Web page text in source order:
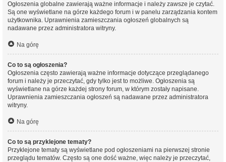
Ogłoszenia globalne zawierają ważne informacje i należy zawsze je czytać.
Są one wyświetlane na górze każdego forum i w panelu zarządzania kontem
użytkownika. Uprawnienia zamieszczania ogłoszeń globalnych są
nadawane przez administratora witryny.
Na górę
Co to są ogłoszenia?
Ogłoszenia często zawierają ważne informacje dotyczące przeglądanego
forum i należy je przeczytać, gdy tylko jest to możliwe. Ogłoszenia są
wyświetlane na górze każdej strony forum, w którym zostały napisane.
Uprawnienia zamieszczania ogłoszeń są nadawane przez administratora
witryny.
Na górę
Co to są przyklejone tematy?
Przyklejone tematy są wyświetlane pod ogłoszeniami na pierwszej stronie
przeglądu tematów. Często są one dość ważne, więc należy je przeczytać,